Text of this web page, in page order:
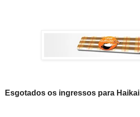
Esgotados os ingressos para Haikai